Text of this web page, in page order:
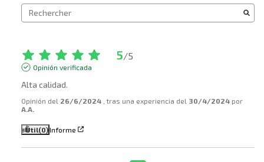
5/5
Opinión verificada
Alta calidad.
Opinión del 26/6/2024 , tras una experiencia del 30/4/2024 por
A.A.
Útil(0)Informe